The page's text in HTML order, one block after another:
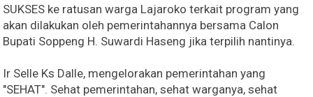
SUKSES ke ratusan warga Lajaroko terkait program yang
akan dilakukan oleh pemerintahannya bersama Calon
Bupati Soppeng H. Suwardi Haseng jika terpilih nantinya.
Ir Selle Ks Dalle, mengelorakan pemerintahan yang
"SEHAT". Sehat pemerintahan, sehat warganya, sehat